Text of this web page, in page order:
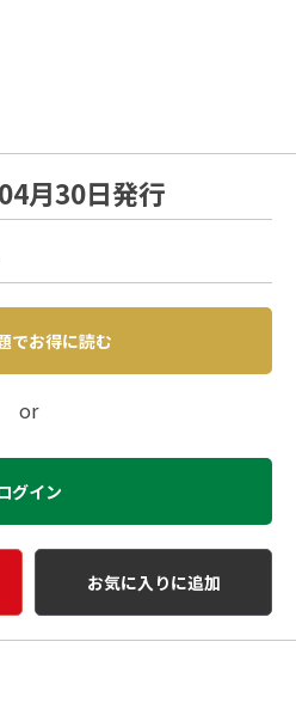
月30日発行
でお得に読む
or
グイン
お気に入りに追加